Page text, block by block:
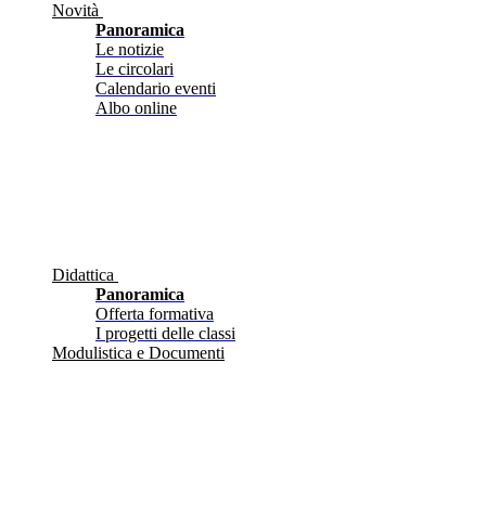
Novità
Panoramica
Le notizie
Le circolari
Calendario eventi
Albo online
Didattica
Panoramica
Offerta formativa
I progetti delle classi
Modulistica e Documenti